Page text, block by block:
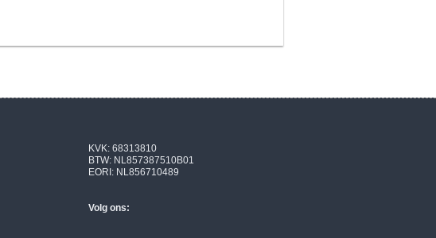
KVK: 68313810
BTW: NL857387510B01
EORI: NL856710489
Volg ons: